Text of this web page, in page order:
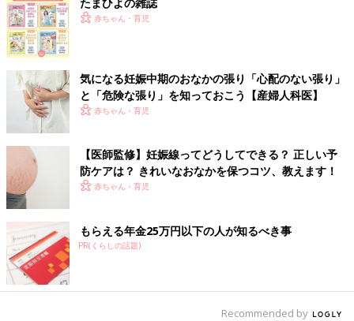
赤ちゃん・育児
気になる妊娠中期のおなかの張り「心配のない張り」
と「危険な張り」を知っておこう【産婦人科医】
赤ちゃん・育児
【医師監修】妊娠線ってどうしてできる？ 正しい予
防ケアは？ きれいなおなかを保つコツ、教えます！
赤ちゃん・育児
もらえる年金25万円以下の人が知るべき事
PR(くらしの話題)
Recommended by